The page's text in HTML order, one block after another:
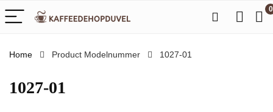
0
Home Product Modelnummer ‎1027-01
‎1027-01